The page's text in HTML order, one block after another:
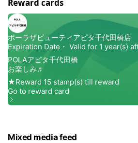
Reward cards
Mixed media feed